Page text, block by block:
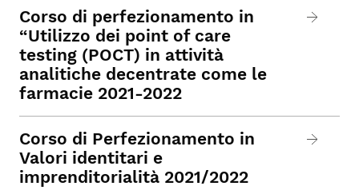
Corso di perfezionamento in
“Utilizzo dei point of care
testing (POCT) in attività
analitiche decentrate come le
farmacie 2021-2022
Corso di Perfezionamento in
Valori identitari e
imprenditorialità 2021/2022